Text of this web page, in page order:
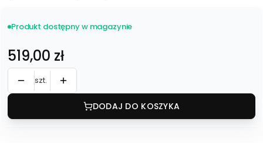
Produkt dostępny w magazynie
Cena
519,00 zł
szt.
DODAJ DO KOSZYKA